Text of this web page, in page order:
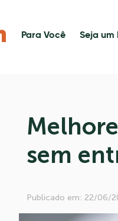
Para Você Seja um
sem
Publicado em: 22/06/